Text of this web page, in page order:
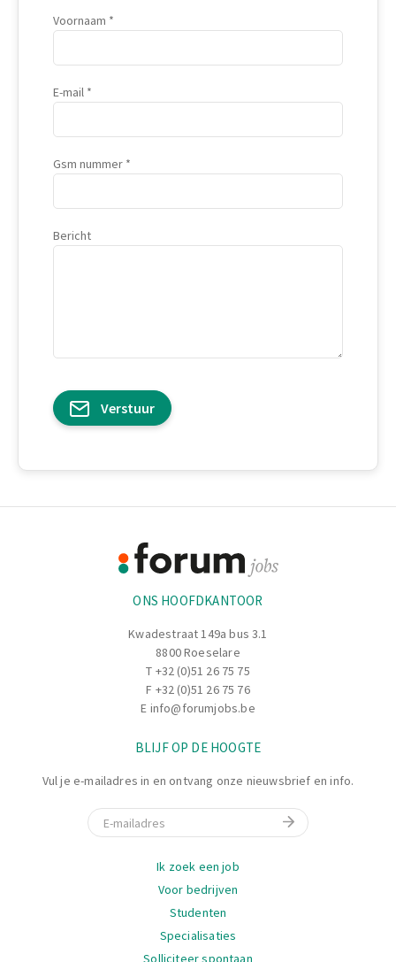
Voornaam
E-mail
Gsm nummer
Bericht
Verstuur
ONS HOOFDKANTOOR
Kwadestraat 149a bus 3.1
8800 Roeselare
T +32 (0)51 26 75 75
F +32 (0)51 26 75 76
E info@forumjobs.be
BLIJF OP DE HOOGTE
Vul je e-mailadres in en ontvang onze nieuwsbrief en info.
E-mail
Ik zoek een job
Voor bedrijven
Studenten
Specialisaties
Solliciteer spontaan